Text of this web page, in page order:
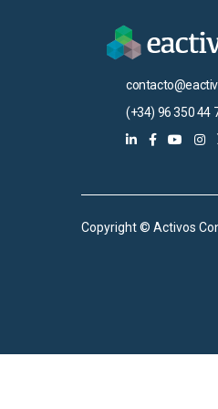
(+34) 96 350 44
Copyright © Activos